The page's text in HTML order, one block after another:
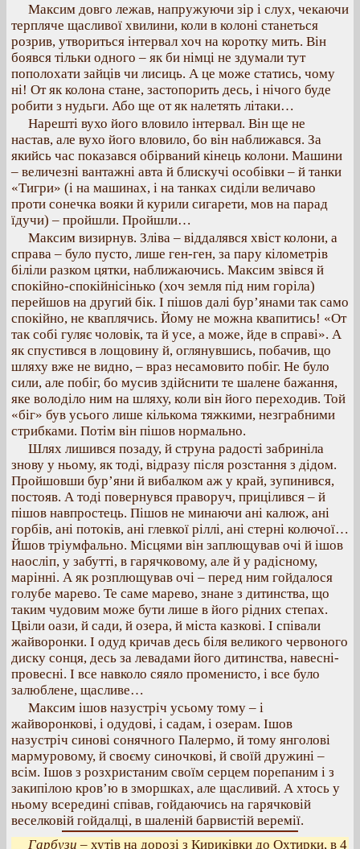
Максим довго лежав, напружуючи зір і слух, чекаючи
терпляче щасливої хвилини, коли в колоні станеться
розрив, утвориться інтервал хоч на коротку мить. Він
боявся тільки одного – як би німці не здумали тут
пополохати зайців чи лисиць. А це може статись, чому
ні! От як колона стане, застопорить десь, і нічого буде
робити з нудьги. Або ще от як налетять літаки…
Нарешті вухо його вловило інтервал. Він ще не
настав, але вухо його вловило, бо він наближався. За
якийсь час показався обірваний кінець колони. Машини
– величезні вантажні авта й блискучі особівки – й танки
«Тигри» (і на машинах, і на танках сиділи величаво
проти сонечка вояки й курили сигарети, мов на парад
їдучи) – пройшли. Пройшли…
Максим визирнув. Зліва – віддалявся хвіст колони, а
справа – було пусто, лише ген-ген, за пару кілометрів
біліли разком цятки, наближаючись. Максим звівся й
спокійно-спокійнісінько (хоч земля під ним горіла)
перейшов на другий бік. І пішов далі бур’янами так само
спокійно, не кваплячись. Йому не можна квапитись! «От
так собі гуляє чоловік, та й усе, а може, йде в справі». А
як спустився в лощовину й, оглянувшись, побачив, що
шляху вже не видно, – враз несамовито побіг. Не було
сили, але побіг, бо мусив здійснити те шалене бажання,
яке володіло ним на шляху, коли він його переходив. Той
«біг» був усього лише кількома тяжкими, незграбними
стрибками. Потім він пішов нормально.
Шлях лишився позаду, й струна радості забриніла
знову у ньому, як тоді, відразу після розстання з дідом.
Пройшовши бур’яни й вибалком аж у край, зупинився,
постояв. А тоді повернувся праворуч, прицілився – й
пішов навпростець. Пішов не минаючи ані калюж, ані
горбів, ані потоків, ані глевкої ріллі, ані стерні колючої…
Йшов тріумфально. Місцями він заплющував очі й ішов
наосліп, у забутті, в гарячковому, але й у радісному,
марінні. А як розплющував очі – перед ним гойдалося
голубе марево. Те саме марево, знане з дитинства, що
таким чудовим може бути лише в його рідних степах.
Цвіли оази, й сади, й озера, й міста казкові. І співали
жайворонки. І одуд кричав десь біля великого червоного
диску сонця, десь за левадами його дитинства, навесні-
провесні. І все навколо сяяло променисто, і все було
залюблене, щасливе…
Максим ішов назустріч усьому тому – і
жайворонкові, і одудові, і садам, і озерам. Ішов
назустріч синові сонячного Палермо, й тому янголові
мармуровому, й своєму синочкові, й своїй дружині –
всім. Ішов з розхристаним своїм серцем порепаним і з
закипілою кров’ю в зморшках, але щасливий. А хтось у
ньому всередині співав, гойдаючись на гарячковій
веселковій гойдалці, в шаленій барвистій веремії.
Гарбузи – хутів на дорозі з Кириківки до Охтирки, в 4